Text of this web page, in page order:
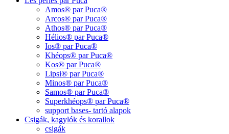
Amos® par Puca®
Arcos® par Puca®
Athos® par Puca®
Hélios® par Puca®
Ios® par Puca®
Khéops® par Puca®
Kos® par Puca®
Lipsi® par Puca®
Minos® par Puca®
Samos® par Puca®
Superkhéops® par Puca®
support bases- tartó alapok
Csigák, kagylók és korallok
csigák